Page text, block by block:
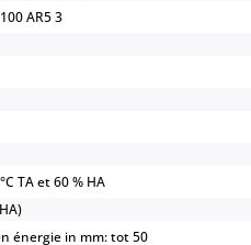
AR5 3
TA et 60 % HA
énergie in mm: tot 50